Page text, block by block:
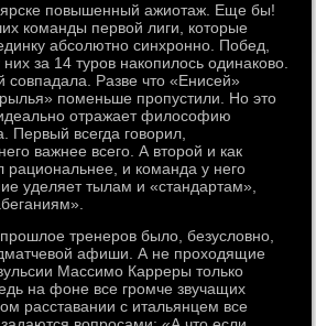
повышенный ажиотаж. Еще бы!
команды первой лиги, которые
абсолютно синхронно. Побед,
за 14 туров накопилось одинаково.
Разве что «Енисей»
поменьше пропустили. Но это
отражает философию
Первый всегда говорил,
важнее всего. А второй и как
рациональнее, и команда у него
уделяет тылам и «стандартам»,
тренеров было, безусловно,
афиши. А не проходящие
Массимо Карреры только
на фоне все громче звучащих
расставании с итальянцем все